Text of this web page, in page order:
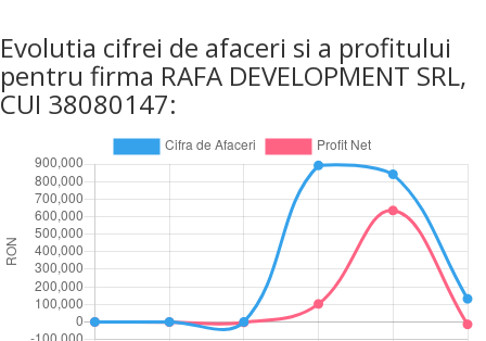
Evolutia cifrei de afaceri si a profitului
pentru firma RAFA DEVELOPMENT SRL,
CUI 38080147: